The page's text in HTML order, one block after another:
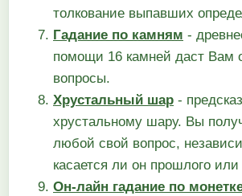
толкование выпавших
Гадание по камням -
помощи 16 камней даст Вам
вопросы.
Хрустальный шар -
хрустальному шару. Вы
любой свой вопрос,
касается ли он прошлого
Он-лайн гадание по